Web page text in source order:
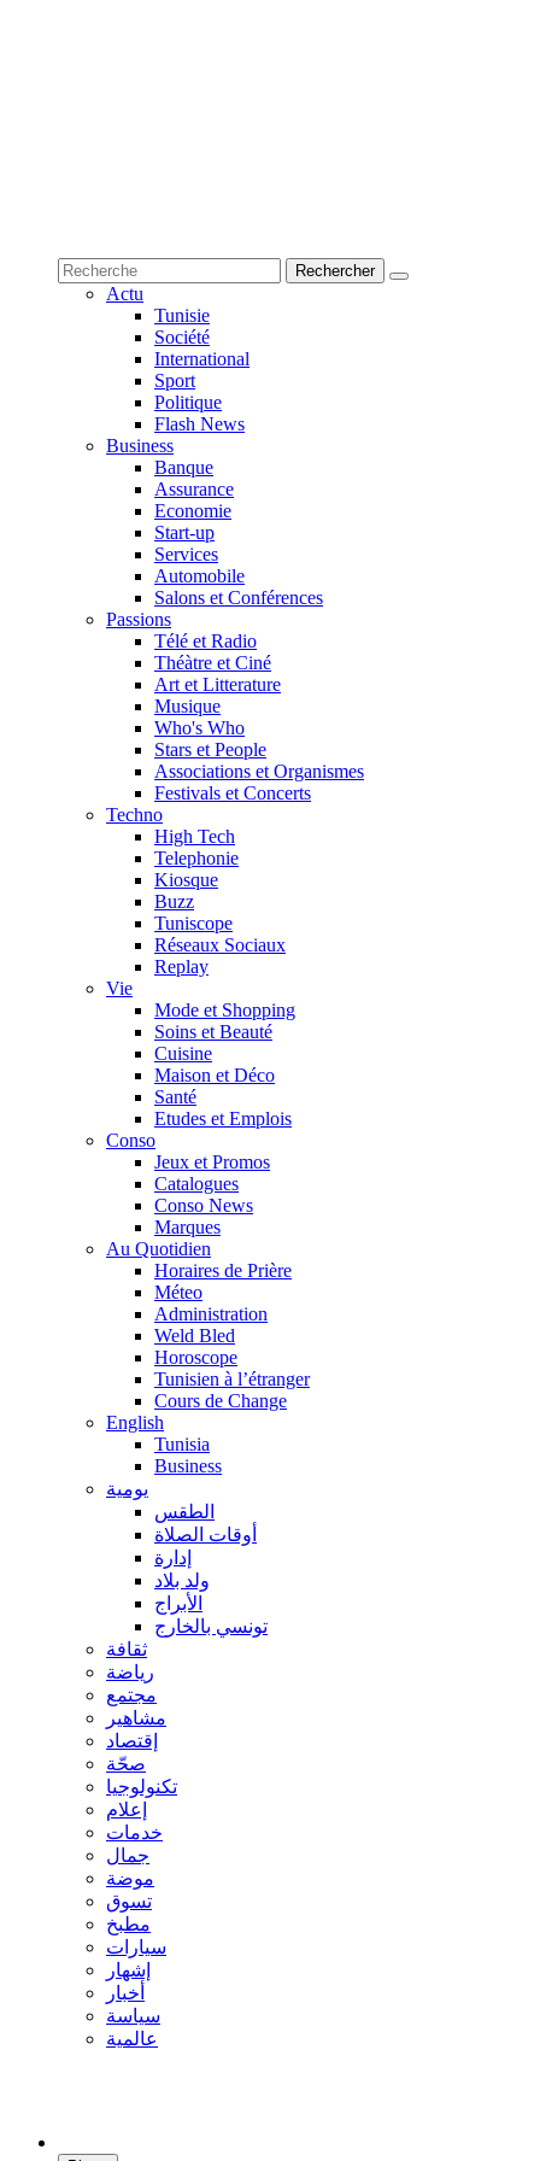
Actu
Tunisie
Société
International
Sport
Politique
Flash News
Business
Banque
Assurance
Economie
Start-up
Services
Automobile
Salons et Conférences
Passions
Télé et Radio
Théàtre et Ciné
Art et Litterature
Musique
Who's Who
Stars et People
Associations et Organismes
Festivals et Concerts
Techno
High Tech
Telephonie
Kiosque
Buzz
Tuniscope
Réseaux Sociaux
Replay
Vie
Mode et Shopping
Soins et Beauté
Cuisine
Maison et Déco
Santé
Etudes et Emplois
Conso
Jeux et Promos
Catalogues
Conso News
Marques
Au Quotidien
Horaires de Prière
Méteo
Administration
Weld Bled
Horoscope
Tunisien à l’étranger
Cours de Change
English
Tunisia
Business
يومية
الطقس
أوقات الصلاة
إدارة
ولد بلاد
الأبراج
تونسي بالخارج
ثقافة
رياضة
مجتمع
مشاهير
إقتصاد
صحّة
تكنولوجيا
إعلام
خدمات
جمال
موضة
تسوق
مطبخ
سيارات
إشهار
أخبار
سياسة
عالمية